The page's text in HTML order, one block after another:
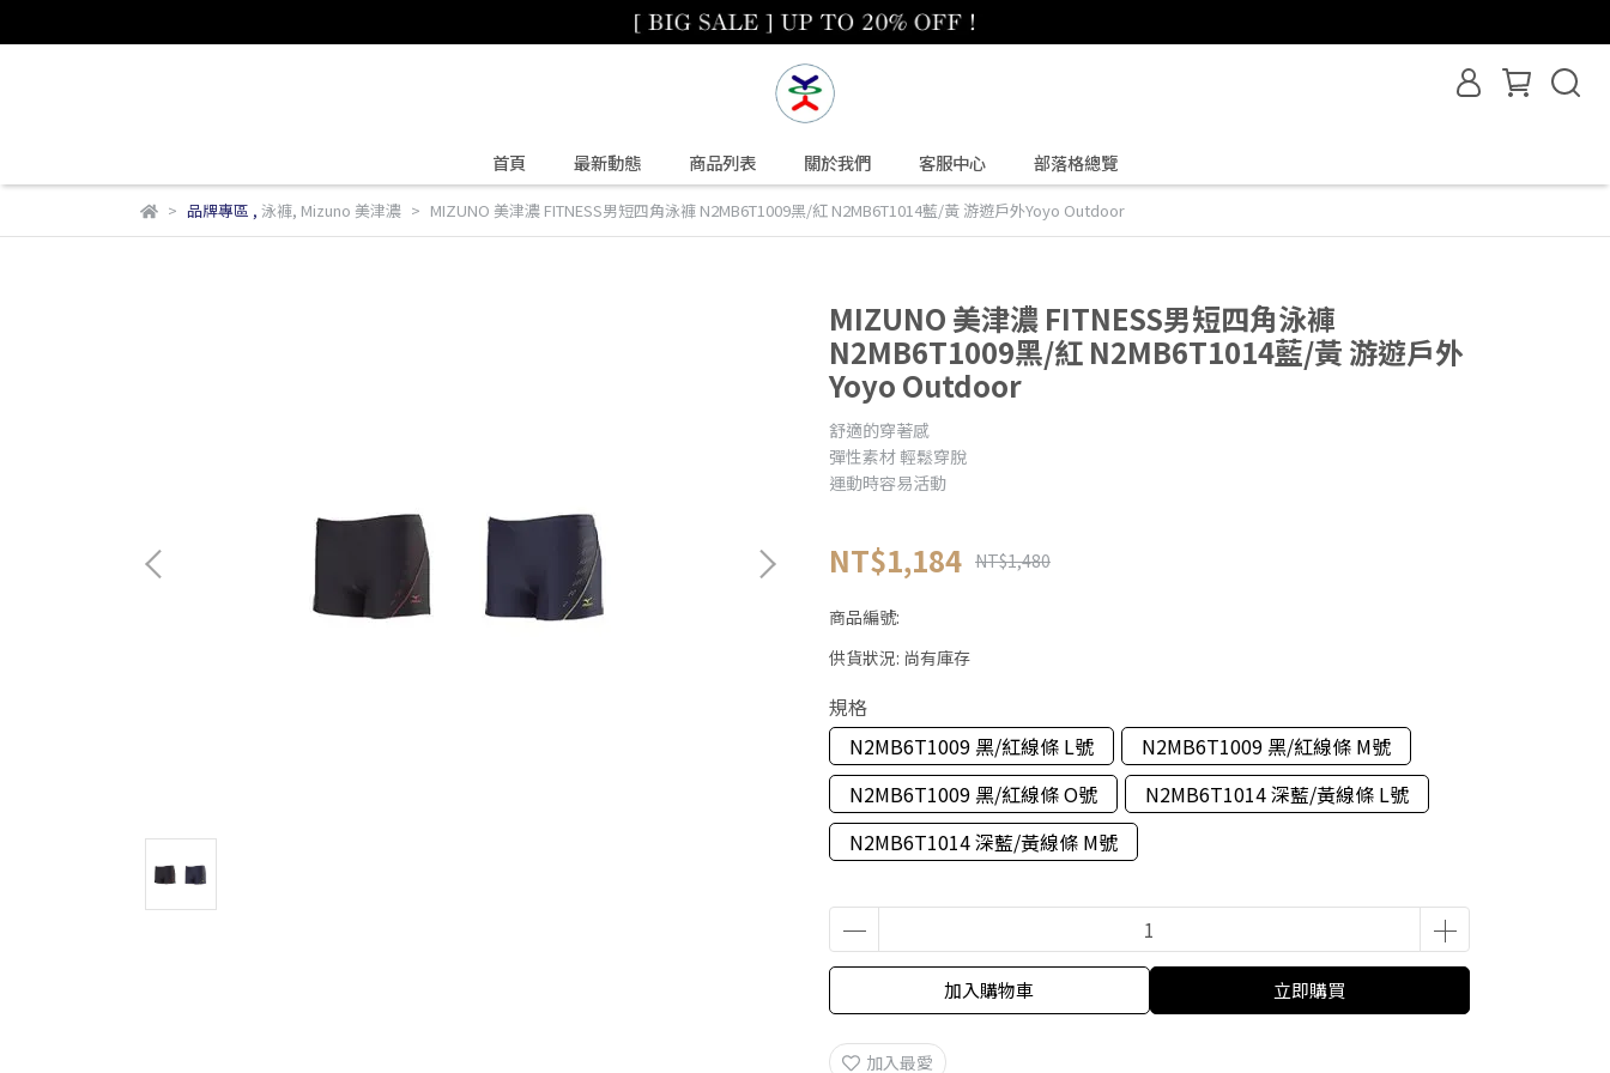
首頁 最新動態 商品列表 關於我們 客服中心 部落格總覽
品牌專區 , 泳褲, Mizuno 美津濃 MIZUNO 美津濃 FITNESS男短四角泳褲 N2MB6T1009黑/紅 N2MB6T1014藍/黃 游遊戶外Yoyo Outdoor
MIZUNO 美津濃 FITNESS男短四角泳褲
N2MB6T1009黑/紅 N2MB6T1014藍/黃 游遊戶外
Yoyo Outdoor
舒適的穿著感
彈性素材 輕鬆穿脫
運動時容易活動
NT$1,184 NT$1,480
商品編號:
供貨狀況: 尚有庫存
規格
N2MB6T1009 黑/紅線條 L號
N2MB6T1009 黑/紅線條 M號
N2MB6T1009 黑/紅線條 O號
N2MB6T1014 深藍/黃線條 L號
N2MB6T1014 深藍/黃線條 M號
加入購物車 立即購買
加入最愛